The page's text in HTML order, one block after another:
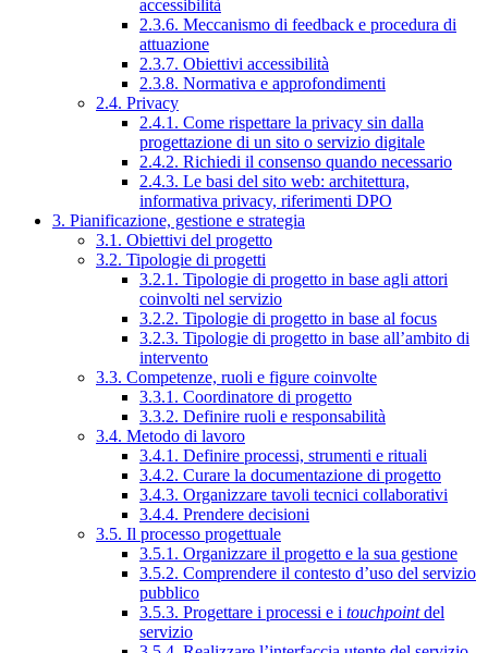
accessibilità
2.3.6. Meccanismo di feedback e procedura di
attuazione
2.3.7. Obiettivi accessibilità
2.3.8. Normativa e approfondimenti
2.4. Privacy
2.4.1. Come rispettare la privacy sin dalla
progettazione di un sito o servizio digitale
2.4.2. Richiedi il consenso quando necessario
2.4.3. Le basi del sito web: architettura,
informativa privacy, riferimenti DPO
3. Pianificazione, gestione e strategia
3.1. Obiettivi del progetto
3.2. Tipologie di progetti
3.2.1. Tipologie di progetto in base agli attori
coinvolti nel servizio
3.2.2. Tipologie di progetto in base al focus
3.2.3. Tipologie di progetto in base all’ambito di
intervento
3.3. Competenze, ruoli e figure coinvolte
3.3.1. Coordinatore di progetto
3.3.2. Definire ruoli e responsabilità
3.4. Metodo di lavoro
3.4.1. Definire processi, strumenti e rituali
3.4.2. Curare la documentazione di progetto
3.4.3. Organizzare tavoli tecnici collaborativi
3.4.4. Prendere decisioni
3.5. Il processo progettuale
3.5.1. Organizzare il progetto e la sua gestione
3.5.2. Comprendere il contesto d’uso del servizio
pubblico
3.5.3. Progettare i processi e i touchpointdel
servizio